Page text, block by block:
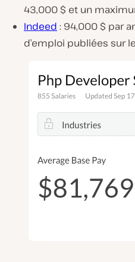
43,000 $ et un
Indeed : 94,000 $ par
d’emploi publiées sur